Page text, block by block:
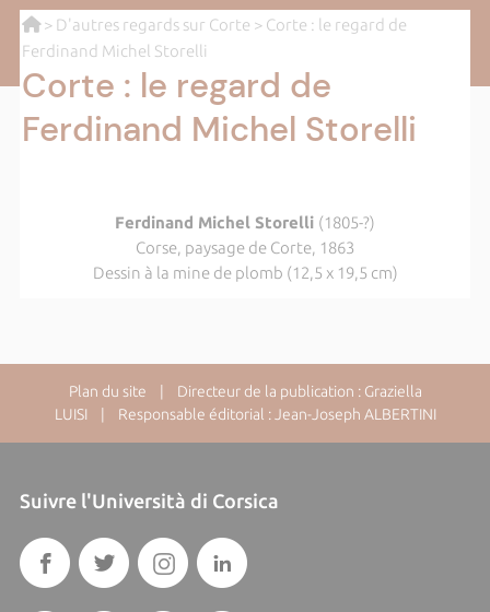
> D'autres regards sur Corte > Corte : le regard de
Ferdinand Michel Storelli
Corte : le regard de
Ferdinand Michel Storelli
Ferdinand Michel Storelli (1805-?)
Corse, paysage de Corte, 1863
Dessin à la mine de plomb (12,5 x 19,5 cm)
Plan du site | Directeur de la publication : Graziella
LUISI | Responsable éditorial : Jean-Joseph ALBERTINI
Suivre l'Università di Corsica